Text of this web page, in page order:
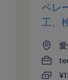
ペレ
工、